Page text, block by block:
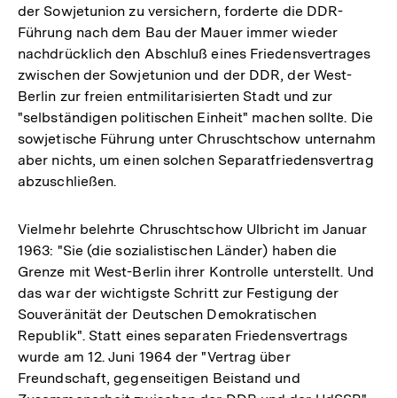
der Sowjetunion zu versichern, forderte die DDR-
Führung nach dem Bau der Mauer immer wieder
nachdrücklich den Abschluß eines Friedensvertrages
zwischen der Sowjetunion und der DDR, der West-
Berlin zur freien entmilitarisierten Stadt und zur
"selbständigen politischen Einheit" machen sollte. Die
sowjetische Führung unter Chruschtschow unternahm
aber nichts, um einen solchen Separatfriedensvertrag
abzuschließen.
Vielmehr belehrte Chruschtschow Ulbricht im Januar
1963: "Sie (die sozialistischen Länder) haben die
Grenze mit West-Berlin ihrer Kontrolle unterstellt. Und
das war der wichtigste Schritt zur Festigung der
Souveränität der Deutschen Demokratischen
Republik". Statt eines separaten Friedensvertrags
wurde am 12. Juni 1964 der "Vertrag über
Freundschaft, gegenseitigen Beistand und